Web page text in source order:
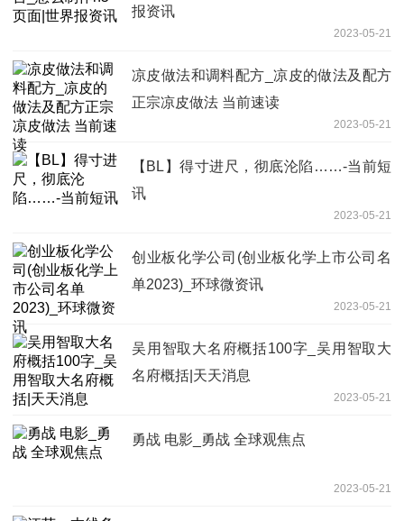
报资讯
2023-05-21
凉皮做法和调料配方_凉皮的做法及配方
正宗凉皮做法 当前速读
2023-05-21
【BL】得寸进尺，彻底沦陷……-当前短
讯
2023-05-21
创业板化学公司(创业板化学上市公司名
单2023)_环球微资讯
2023-05-21
吴用智取大名府概括100字_吴用智取大
名府概括|天天消息
2023-05-21
勇战 电影_勇战 全球观焦点
2023-05-21